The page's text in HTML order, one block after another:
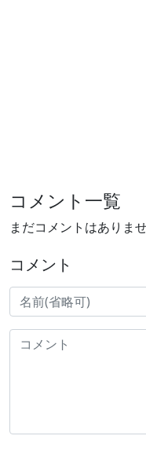
コメント一覧
まだコメントはありませ
コメント